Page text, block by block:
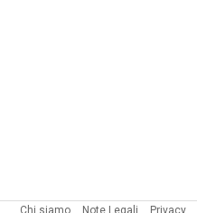
Chi siamo Note Legali Privacy